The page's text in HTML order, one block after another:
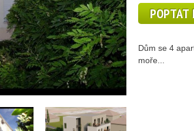
POPTAT
Dům se 4
moře...